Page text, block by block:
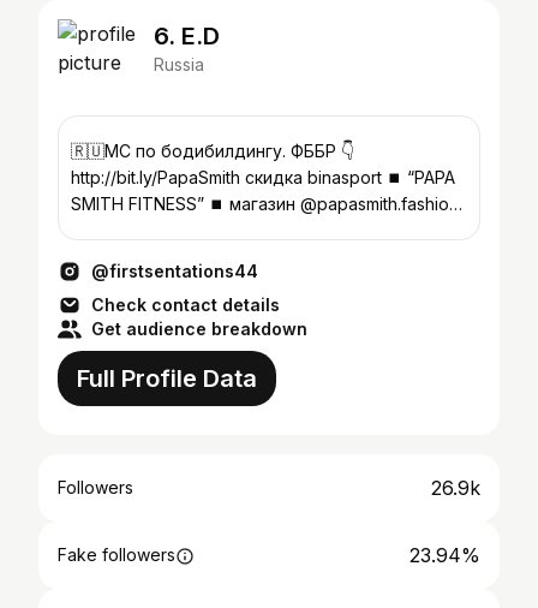
6. E.D
Russia
🇷🇺МС по бодибилдингу. ФББР 👇
http://bit.ly/PapaSmith скидка binasport ⏹ “PAPA
SMITH FITNESS” ⏹ магазин @papasmith.fashion
@firstsentations44
Check contact details
Get audience breakdown
Full Profile Data
Followers 26.9k
Fake followers 23.94%